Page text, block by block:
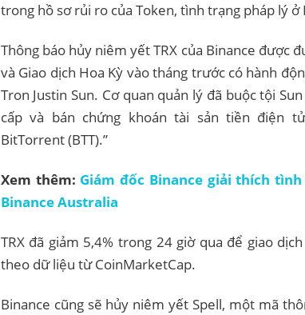
trong hồ sơ rủi ro của Token, tình trạng pháp lý ở
Thông báo hủy niêm yết TRX của Binance được
và Giao dịch Hoa Kỳ vào tháng trước có hành
Tron Justin Sun. Cơ quan quản lý đã buộc tội
cấp và bán chứng khoán tài sản tiền điện
BitTorrent (BTT).”
Xem thêm: Giám đốc Binance giải thích
Binance Australia
TRX đã giảm 5,4% trong 24 giờ qua để giao
theo dữ liệu từ CoinMarketCap.
Binance cũng sẽ hủy niêm yết Spell, một mã